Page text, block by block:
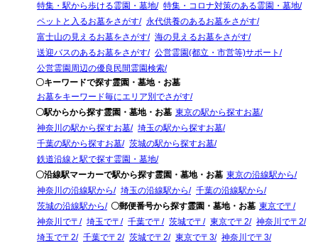
特集・駅から歩ける霊園・墓地
特集・コロナ対策のある霊園・墓地
ペットと入るお墓をさがす
永代供養のあるお墓をさがす
富士山の見えるお墓をさがす
海の見えるお墓をさがす
送迎バスのあるお墓をさがす
公営霊園(都立・市営等)サポート
公営霊園周辺の優良民間霊園検索
〇キーワードで探す霊園・墓地・お墓
お墓をキーワード毎にエリア別でさがす
〇駅からから探す霊園・墓地・お墓 東京の駅から探すお墓
神奈川の駅から探すお墓
埼玉の駅から探すお墓
千葉の駅から探すお墓
茨城の駅から探すお墓
鉄道沿線と駅で探す霊園・墓地
〇沿線駅マーカーで駅から探す霊園・墓地・お墓 東京の沿線駅から
神奈川の沿線駅から
埼玉の沿線駅から
千葉の沿線駅から
茨城の沿線駅から
〇郵便番号から探す霊園・墓地・お墓 東京で〒
神奈川で〒
埼玉で〒 千葉で〒 茨城で〒 東京で〒2
神奈川で〒2
埼玉で〒2
千葉で〒2 茨城で〒2 東京で〒3
神奈川で〒3